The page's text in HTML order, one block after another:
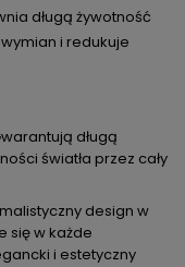
długą żywotność
i redukuje
długą
światła przez cały
design w
się w każde
i estetyczny